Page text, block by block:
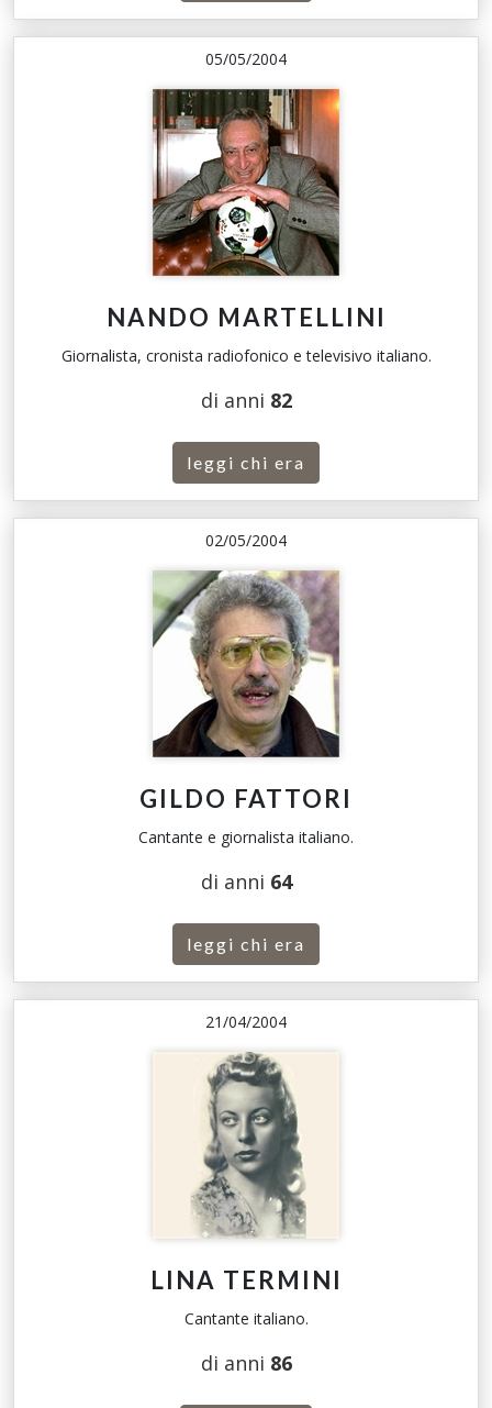
05/05/2004
NANDO MARTELLINI
Giornalista, cronista radiofonico e televisivo italiano.
di anni 82
leggi chi era
02/05/2004
GILDO FATTORI
Cantante e giornalista italiano.
di anni 64
leggi chi era
21/04/2004
LINA TERMINI
Cantante italiano.
di anni 86